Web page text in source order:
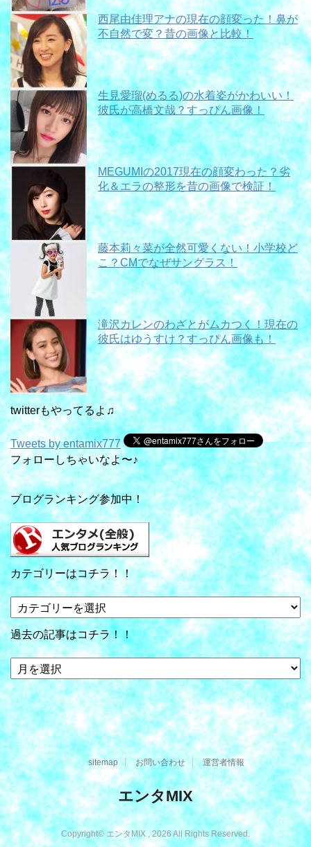
西尾由佳理アナの現在の顔変った！鼻が
不自然で変？昔の画像と比較！
生見愛瑠(めるる)の水着姿がかわいい！
彼氏が高橋文哉？すっぴん画像！
MEGUMIの2017現在の顔変わった？劣
化＆エラの整形を昔の画像で検証！
藤本莉々菜が全然可愛くない！小学校ど
こ？CMでなぜサングラス！
滝沢カレンのわざとがムカつく！現在の
彼氏はゆうすけ？すっぴん画像も！
twitterもやってるよ♫
Tweets by entamix777
フォローしちゃいなよ〜♪
ブログランキング参加中！
カテゴリーはコチラ！！
テ
ゴ
リ
ー
は
コ
チ
ラ！！
過去の記事はコチラ！！
過
去
の
記
事
は
コ
チ
ラ！！
sitemap お問い合わせ 運営者情報
エンタMIX
Copyright© エンタMIX , 2026 All Rights Reserved.